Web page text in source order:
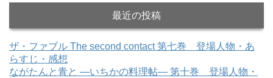
最近の投稿
ザ・ファブル The second contact 第七巻 登場人物・あ
らすじ・感想
ながたんと青と ―いちかの料理帖― 第十巻 登場人物・